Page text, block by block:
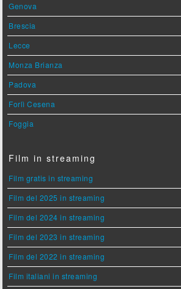
Genova
Brescia
Lecce
Monza Brianza
Padova
Forlì Cesena
Foggia
Film in streaming
Film gratis in streaming
Film del 2025 in streaming
Film del 2024 in streaming
Film del 2023 in streaming
Film del 2022 in streaming
Film italiani in streaming